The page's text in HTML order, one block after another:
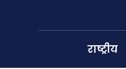
राष्ट्रीय